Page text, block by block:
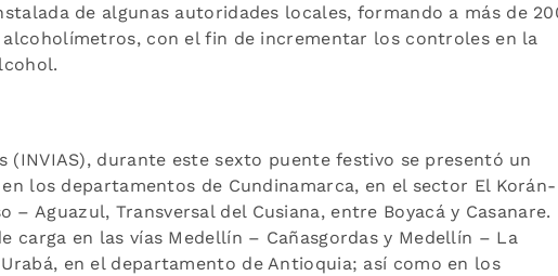
de algunas autoridades locales, formando a más de
con el fin de incrementar los controles en la
(INVIAS), durante este sexto puente festivo se presentó un
los departamentos de Cundinamarca, en el sector El Korán-
– Aguazul, Transversal del Cusiana, entre Boyacá y Casanare.
carga en las vías Medellín – Cañasgordas y Medellín – La
en el departamento de Antioquia; así como en los